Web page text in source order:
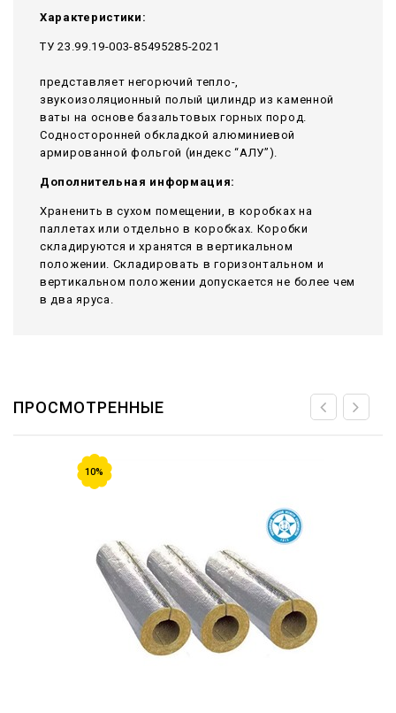
Характеристики:
ТУ 23.99.19-003-85495285-2021
представляет негорючий тепло-,
звукоизоляционный полый цилиндр из каменной
ваты на основе базальтовых горных пород.
Содносторонней обкладкой алюминиевой
армированной фольгой (индекс “АЛУ”).
Дополнительная информация:
Храненить в сухом помещении, в коробках на
паллетах или отдельно в коробках. Коробки
складируются и хранятся в вертикальном
положении. Складировать в горизонтальном и
вертикальном положении допускается не более чем
в два яруса.
ПРОСМОТРЕННЫЕ
10%